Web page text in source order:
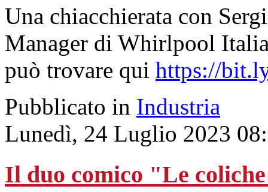
Una chiacchierata con
Manager di Whirlpool
può trovare qui https://
Pubblicato in Industria
Lunedì, 24 Luglio 2023
Il duo comico "Le